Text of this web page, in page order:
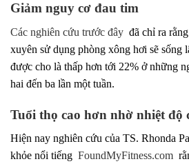
Giảm nguy cơ đau tim
Các nghiên cứu trước đây đã chỉ ra
xuyên sử dụng phòng xông hơi sẽ sống
được cho là thấp hơn tới 22% ở những
hai đến ba lần một tuần.
Tuổi thọ cao hơn nhờ nhiệt độ
Hiện nay nghiên cứu của TS. Rhonda
khỏe nổi tiếng FoundMyFitness.com